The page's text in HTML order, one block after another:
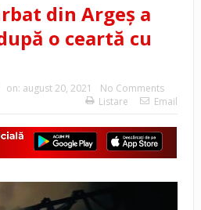
din Argeș a
o ceartă cu
on: august 20, 2021
No Comments
Listare
Email